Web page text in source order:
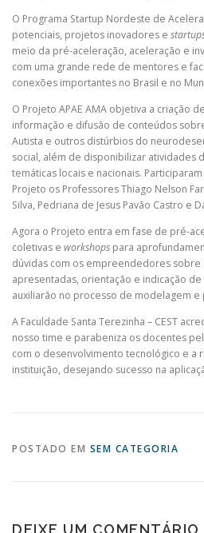
O Programa Startup Nordeste de
potenciais, projetos inovadores e
meio da pré-aceleração, aceleração e
com uma grande rede de mentores e
conexões importantes no Brasil e no
O Projeto APAE AMA objetiva a criação
informação e difusão de conteúdos
Autista e outros distúrbios do
social, além de disponibilizar atividades
temáticas locais e nacionais.
Projeto os Professores Thiago Nelson
Silva, Pedriana de Jesus Pavão Castro e
Agora o Projeto entra em fase de pré-
coletivas e workshops para
dúvidas com os empreendedores sobre
apresentadas, orientação e indicação
auxiliarão no processo de modelagem
A Faculdade Santa Terezinha – CEST
nosso time e parabeniza os docentes
com o desenvolvimento tecnológico e a
instituição, desejando sucesso na
POSTADO EM SEM CATEGORIA
DEIXE UM COMENTÁRIO